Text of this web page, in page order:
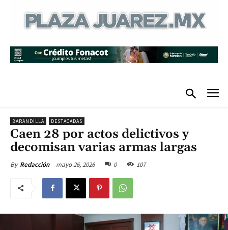
BARANDILLA DESTACADAS
Caen 28 por actos delictivos y
decomisan varias armas largas
By Redacción mayo 26, 2026 0 107